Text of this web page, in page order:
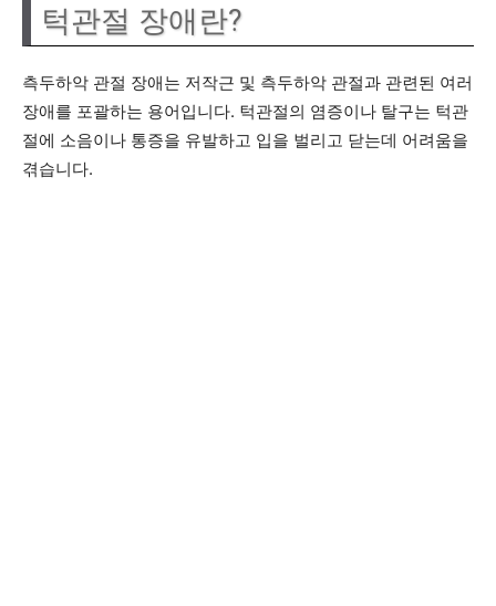
턱관절 장애란?
측두하악 관절 장애는 저작근 및 측두하악 관절과 관련된 여러
장애를 포괄하는 용어입니다. 턱관절의 염증이나 탈구는 턱관
절에 소음이나 통증을 유발하고 입을 벌리고 닫는데 어려움을
겪습니다.